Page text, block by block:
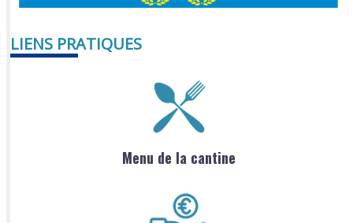
LIENS PRATIQUES
Menu de la cantine